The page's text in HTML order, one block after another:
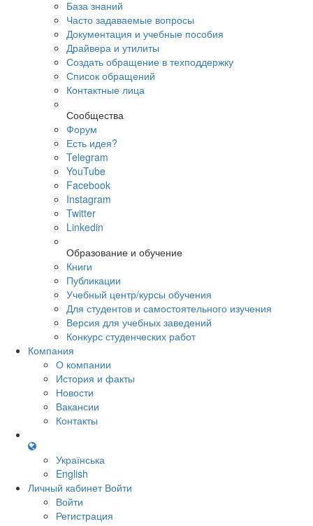
База знаний
Часто задаваемые вопросы
Документация и учебные пособия
Драйвера и утилиты
Создать обращение в техподдержку
Список обращений
Контактные лица
Сообщества
Форум
Есть идея?
Telegram
YouTube
Facebook
Instagram
Twitter
Linkedin
Образование и обучение
Книги
Публикации
Учебный центр/курсы обучения
Для студентов и самостоятельного изучения
Версия для учебных заведений
Конкурс студенческих работ
Компания
О компании
История и факты
Новости
Вакансии
Контакты
Українська
English
Личный кабинет Войти
Войти
Регистрация